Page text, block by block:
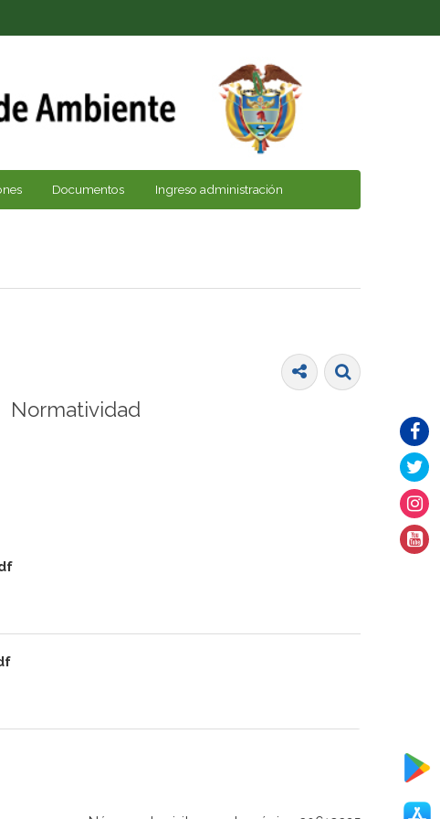
Documentos Ingreso administración
Normatividad